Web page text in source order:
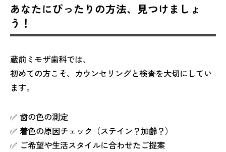
あなたにぴったりの方法、見つけましょ
う！
蔵前ミモザ歯科では、
初めての方こそ、カウンセリングと検査を大切にしてい
ます。
✅ 歯の色の測定
✅ 着色の原因チェック（ステイン？加齢？）
✅ ご希望や生活スタイルに合わせたご提案